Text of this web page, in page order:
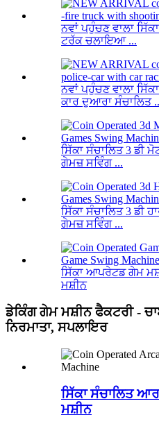
ਨਵਾਂ ਪਹੁੰਚਣ ਵਾਲਾ
ਟਰੱਕ ਚਲਾਇਆ ...
ਨਵਾਂ ਪਹੁੰਚਣ ਵਾਲਾ
ਕਾਰ ਦੁਆਰਾ ਸੰਚਾਲਿਤ
ਸਿੱਕਾ ਸੰਚਾਲਿਤ 3 ਡੀ
ਗੇਮਜ਼ ਸਵਿੰਗ ...
ਸਿੱਕਾ ਸੰਚਾਲਿਤ 3 ਡੀ
ਗੇਮਜ਼ ਸਵਿੰਗ ...
ਸਿੱਕਾ ਆਪਰੇਟਡ ਗੇਮ
ਮਸ਼ੀਨ
ਡੇਕਿੰਗ ਗੇਮ ਮਸ਼ੀਨ ਫੈਕਟਰੀ -
ਨਿਰਮਾਤਾ, ਸਪਲਾਇਰ
ਸਿੱਕਾ ਸੰਚਾਲਿਤ
ਮਸ਼ੀਨ